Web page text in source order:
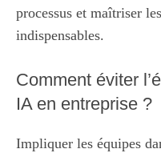
processus et maîtriser
indispensables.
Comment éviter
IA en entreprise ?
Impliquer les équipes